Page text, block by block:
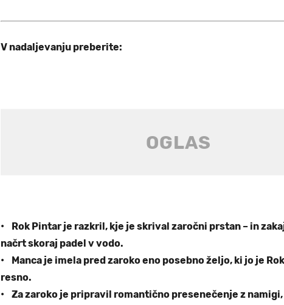
V nadaljevanju preberite:
• Rok Pintar je razkril, kje je skrival zaročni prstan – in
načrt skoraj padel v vodo.
• Manca je imela pred zaroko eno posebno željo, ki jo je
resno.
• Za zaroko je pripravil romantično presenečenje z